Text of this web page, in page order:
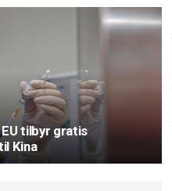
tilbyr gratis
Kina